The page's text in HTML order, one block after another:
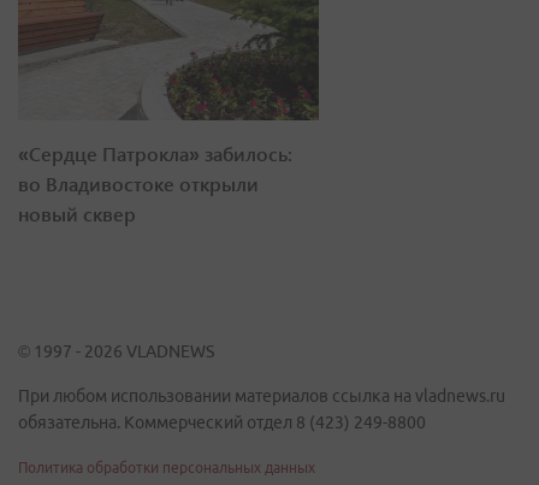
«Сердце Патрокла» забилось:
во Владивостоке открыли
новый сквер
© 1997 - 2026 VLADNEWS
При любом использовании материалов ссылка на vladnews.ru
обязательна. Коммерческий отдел 8 (423) 249-8800
Политика обработки персональных данных